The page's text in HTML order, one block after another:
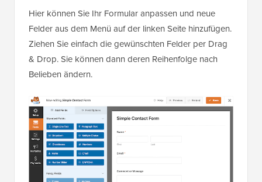
Hier können Sie Ihr Formular anpassen und neue
Felder aus dem Menü auf der linken Seite hinzufügen.
Ziehen Sie einfach die gewünschten Felder per Drag
& Drop. Sie können dann deren Reihenfolge nach
Belieben ändern.